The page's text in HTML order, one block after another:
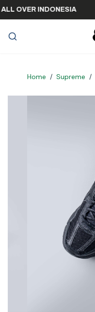
ALL OVER INDONESIA
Home / Supreme /